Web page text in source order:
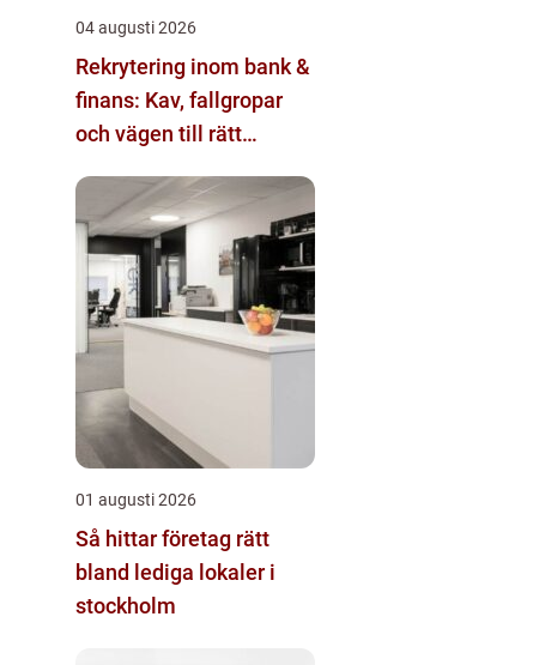
04 augusti 2026
Rekrytering inom bank &
finans: Kav, fallgropar
och vägen till rätt
01 augusti 2026
Så hittar företag rätt
bland lediga lokaler i
stockholm